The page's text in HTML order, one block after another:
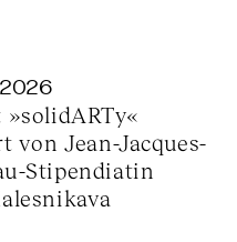
von Jean-Jacques-
Stipendiatin